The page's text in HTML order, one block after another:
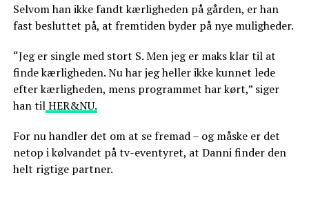
Selvom han ikke fandt kærligheden på gården, er han
fast besluttet på, at fremtiden byder på nye muligheder.
“Jeg er single med stort S. Men jeg er maks klar til at
finde kærligheden. Nu har jeg heller ikke kunnet lede
efter kærligheden, mens programmet har kørt,” siger
han tilHER&NU.
For nu handler det om at se fremad – og måske er det
netop i kølvandet på tv-eventyret, at Danni finder den
helt rigtige partner.